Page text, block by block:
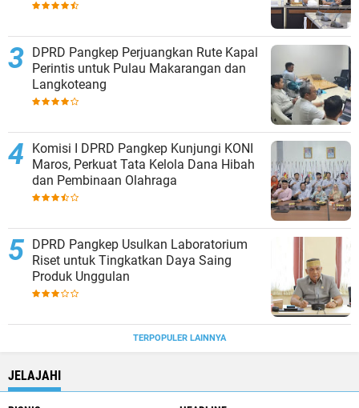
DPRD Pangkep Perjuangkan Rute Kapal
Perintis untuk Pulau Makarangan dan
Langkoteang
Komisi I DPRD Pangkep Kunjungi KONI
Maros, Perkuat Tata Kelola Dana Hibah
dan Pembinaan Olahraga
DPRD Pangkep Usulkan Laboratorium
Riset untuk Tingkatkan Daya Saing
Produk Unggulan
TERPOPULER LAINNYA
JELAJAHI